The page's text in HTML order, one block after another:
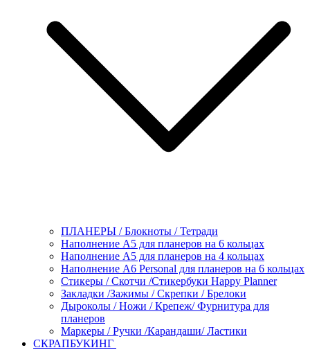
ПЛАНЕРЫ / Блокноты / Тетради
Наполнение А5 для планеров на 6 кольцах
Наполнение А5 для планеров на 4 кольцах
Наполнение А6 Personal для планеров на 6 кольцах
Стикеры / Скотчи /Стикербуки Happy Planner
Закладки /Зажимы / Скрепки / Брелоки
Дыроколы / Ножи / Крепеж/ Фурнитура для
планеров
Маркеры / Ручки /Карандаши/ Ластики
СКРАПБУКИНГ